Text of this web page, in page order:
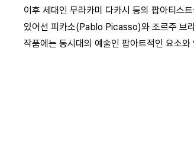
이후 세대인 무라카미 다카시 등의 팝아티스
있어선 피카소(Pablo Picasso)와 조르주 브
작품에는 동시대의 예술인 팝아트적인 요소